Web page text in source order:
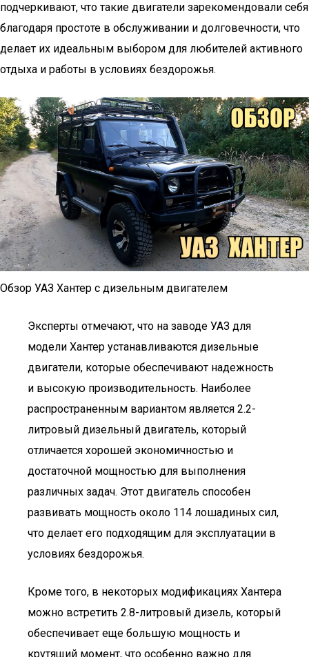
подчеркивают, что такие двигатели зарекомендовали себя
благодаря простоте в обслуживании и долговечности, что
делает их идеальным выбором для любителей активного
отдыха и работы в условиях бездорожья.
Обзор УАЗ Хантер с дизельным двигателем
Эксперты отмечают, что на заводе УАЗ для
модели Хантер устанавливаются дизельные
двигатели, которые обеспечивают надежность
и высокую производительность. Наиболее
распространенным вариантом является 2.2-
литровый дизельный двигатель, который
отличается хорошей экономичностью и
достаточной мощностью для выполнения
различных задач. Этот двигатель способен
развивать мощность около 114 лошадиных сил,
что делает его подходящим для эксплуатации в
условиях бездорожья.
Кроме того, в некоторых модификациях Хантера
можно встретить 2.8-литровый дизель, который
обеспечивает еще большую мощность и
крутящий момент, что особенно важно для